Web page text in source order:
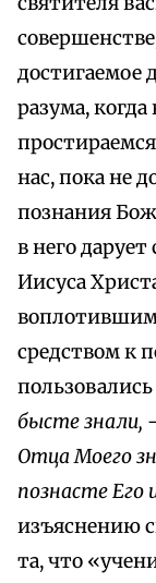
достигаемое
разума,
нас, пока не
познания
в него
Иисуса
средством к
бысте знали,
Отца Моего
познасте Его
изъяснению
та, что